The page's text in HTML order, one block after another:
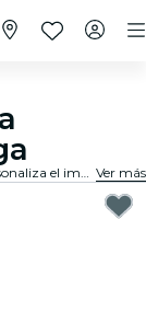
Regalar bien no tiene que ser difícil. Elige la tarjeta, personaliza el importe y regala una experiencia que de verdad van a recordar. Rápido, flexible y sin margen de error. Ver más